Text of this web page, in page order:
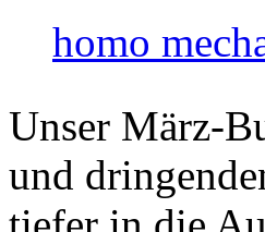
homo
Unser März-
und